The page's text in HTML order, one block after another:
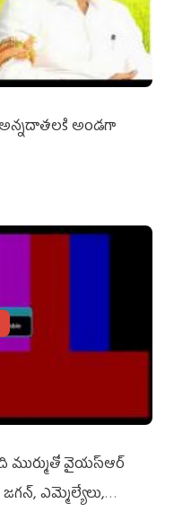
అన్నదాతలకి అండగా
ముర్ముతో వైయ‌స్ఆర్
ఎమ్మెల్యేలు,